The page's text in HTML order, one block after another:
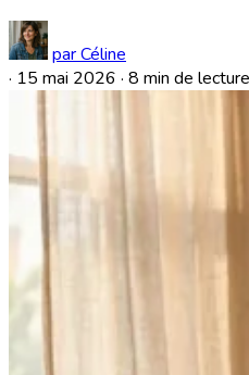
par Céline
· 15 mai 2026 · 8 min de lecture